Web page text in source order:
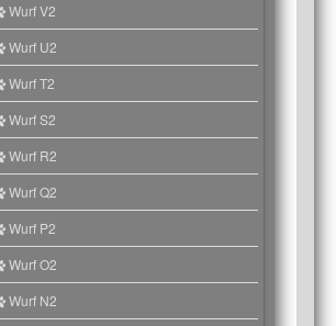
Wurf V2
Wurf U2
Wurf T2
Wurf S2
Wurf R2
Wurf Q2
Wurf P2
Wurf O2
Wurf N2